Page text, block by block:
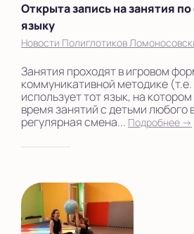
Открыта запись на занятия
языку
Новости Полиглотиков
Занятия проходят в игровом
коммуникативной методике
использует тот язык, на
время занятий с детьми любого
регулярная смена... Подробнее →